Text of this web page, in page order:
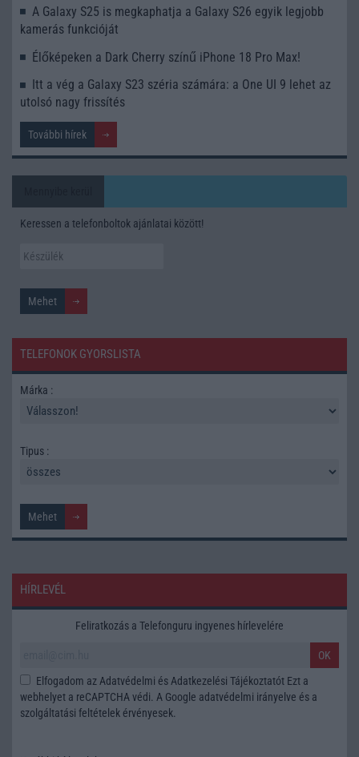
A Galaxy S25 is megkaphatja a Galaxy S26 egyik legjobb
kamerás funkcióját
Élőképeken a Dark Cherry színű iPhone 18 Pro Max!
Itt a vég a Galaxy S23 széria számára: a One UI 9 lehet az
utolsó nagy frissítés
További hírek
Keressen a telefonboltok ajánlatai között!
TELEFONOK GYORSLISTA
Márka :
Tipus :
HÍRLEVÉL
Feliratkozás a Telefonguru ingyenes hírlevelére
OK
Elfogadom az Adatvédelmi és Adatkezelési Tájékoztatót Ezt a
webhelyet a reCAPTCHA védi. A Google adatvédelmi irányelve és a
szolgáltatási feltételek érvényesek.